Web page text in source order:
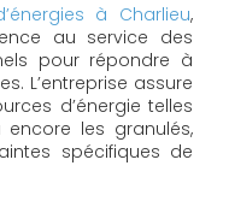
à Charlieu,
au service des
pour répondre à
L’entreprise assure
d’énergie telles
les granulés,
spécifiques de